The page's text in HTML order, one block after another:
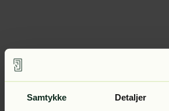
Samtykke Detaljer